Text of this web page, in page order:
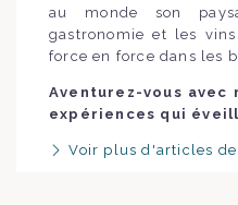
au monde son
gastronomie et les
force en force dans les
Aventurez-vous avec
expériences qui
Voir plus d'articles